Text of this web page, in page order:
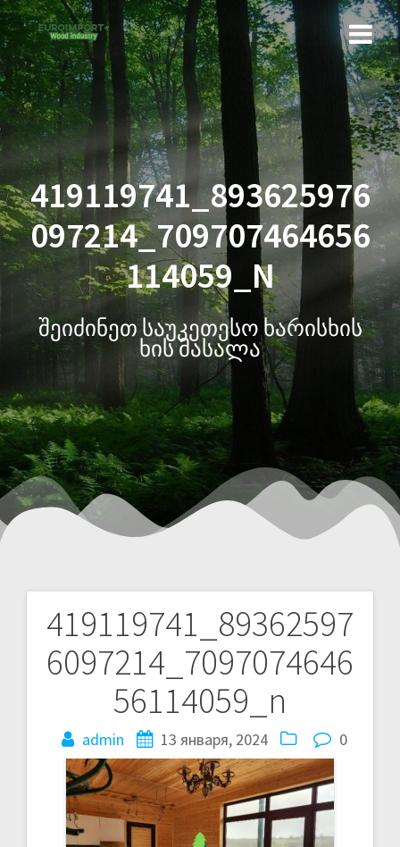
419119741_893625976
097214_709707464656
114059_N
შეიძინეთ საუკეთესო ხარისხის
ხის მასალა
419119741_89362597
6097214_7097074646
56114059_n
admin 13 января, 2024 0